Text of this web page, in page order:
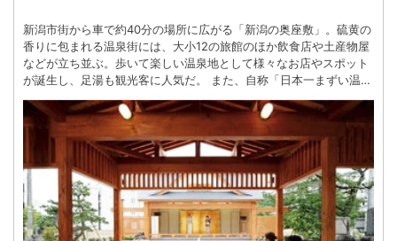
新潟市街から車で約40分の場所に広がる「新潟の奥座敷」。硫黄の
香りに包まれる温泉街には、大小12の旅館のほか飲食店や土産物屋
などが立ち並ぶ。歩いて楽しい温泉地として様々なお店やスポット
が誕生し、足湯も観光客に人気だ。 また、自称「日本一まずい温
泉」が飲める手湯も話題となっている。飲んでみると、硫黄臭さが
何とも言えないとのこと…。月丘温泉を訪れた際には、ぜひ一度試
してみてほしい。 周辺には遠く五頭連峰や飯豊山地を望む田園地帯
が広がっており、辺り一面を夕焼けに染める“田んぼに沈む夕陽”は
一見の価値あり。